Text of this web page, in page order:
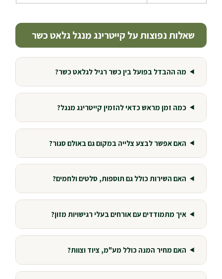
שאלות נפוצות על קייטרינג מנגל גלאט כשר
מה ההבדל בפועל בין כשר רגיל לגלאט כשר?
כמה זמן מראש כדאי להזמין קייטרינג מנגל?
האם אפשר לבצע צלייה במקום גם באולם סגור?
האם השירות כולל גם תוספות, סלטים ולחמים?
איך מתמודדים עם אורחים בעלי רגישויות מזון?
האם מחיר המנה כולל מע"מ, ציוד וצוות?